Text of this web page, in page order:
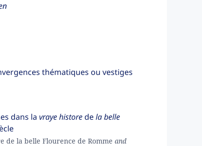
thématiques ou vestiges
dans la vraye historedela belle
de la belle Flourence de Romme and